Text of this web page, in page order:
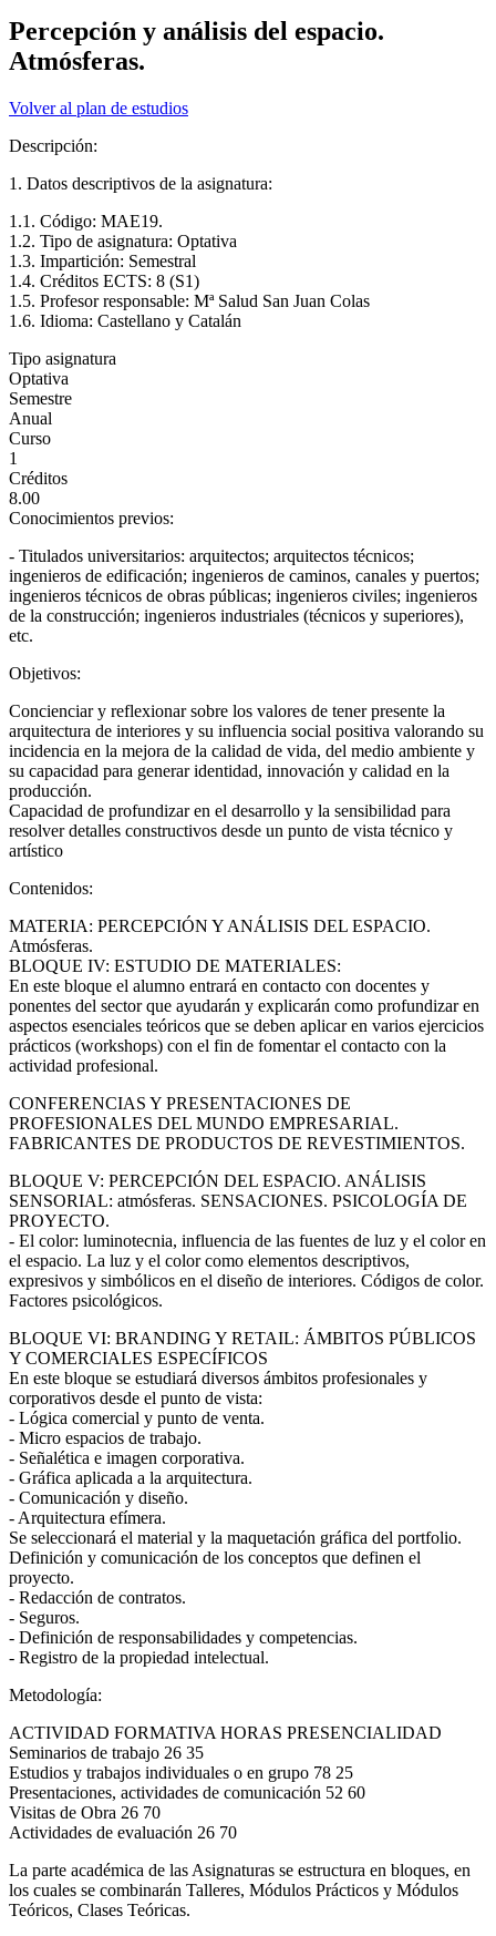
Percepción y análisis del espacio.
Atmósferas.
Volver al plan de estudios
Descripción:
1. Datos descriptivos de la asignatura:
1.1. Código: MAE19.
1.2. Tipo de asignatura: Optativa
1.3. Impartición: Semestral
1.4. Créditos ECTS: 8 (S1)
1.5. Profesor responsable: Mª Salud San Juan Colas
1.6. Idioma: Castellano y Catalán
Tipo asignatura
Optativa
Semestre
Anual
Curso
1
Créditos
8.00
Conocimientos previos:
- Titulados universitarios: arquitectos; arquitectos técnicos;
ingenieros de edificación; ingenieros de caminos, canales y puertos;
ingenieros técnicos de obras públicas; ingenieros civiles; ingenieros
de la construcción; ingenieros industriales (técnicos y superiores),
etc.
Objetivos:
Concienciar y reflexionar sobre los valores de tener presente la
arquitectura de interiores y su influencia social positiva valorando su
incidencia en la mejora de la calidad de vida, del medio ambiente y
su capacidad para generar identidad, innovación y calidad en la
producción.
Capacidad de profundizar en el desarrollo y la sensibilidad para
resolver detalles constructivos desde un punto de vista técnico y
artístico
Contenidos:
MATERIA: PERCEPCIÓN Y ANÁLISIS DEL ESPACIO.
Atmósferas.
BLOQUE IV: ESTUDIO DE MATERIALES:
En este bloque el alumno entrará en contacto con docentes y
ponentes del sector que ayudarán y explicarán como profundizar en
aspectos esenciales teóricos que se deben aplicar en varios ejercicios
prácticos (workshops) con el fin de fomentar el contacto con la
actividad profesional.
CONFERENCIAS Y PRESENTACIONES DE
PROFESIONALES DEL MUNDO EMPRESARIAL.
FABRICANTES DE PRODUCTOS DE REVESTIMIENTOS.
BLOQUE V: PERCEPCIÓN DEL ESPACIO. ANÁLISIS
SENSORIAL: atmósferas. SENSACIONES. PSICOLOGÍA DE
PROYECTO.
- El color: luminotecnia, influencia de las fuentes de luz y el color en
el espacio. La luz y el color como elementos descriptivos,
expresivos y simbólicos en el diseño de interiores. Códigos de color.
Factores psicológicos.
BLOQUE VI: BRANDING Y RETAIL: ÁMBITOS PÚBLICOS
Y COMERCIALES ESPECÍFICOS
En este bloque se estudiará diversos ámbitos profesionales y
corporativos desde el punto de vista:
- Lógica comercial y punto de venta.
- Micro espacios de trabajo.
- Señalética e imagen corporativa.
- Gráfica aplicada a la arquitectura.
- Comunicación y diseño.
- Arquitectura efímera.
Se seleccionará el material y la maquetación gráfica del portfolio.
Definición y comunicación de los conceptos que definen el
proyecto.
- Redacción de contratos.
- Seguros.
- Definición de responsabilidades y competencias.
- Registro de la propiedad intelectual.
Metodología:
ACTIVIDAD FORMATIVA HORAS PRESENCIALIDAD
Seminarios de trabajo 26 35
Estudios y trabajos individuales o en grupo 78 25
Presentaciones, actividades de comunicación 52 60
Visitas de Obra 26 70
Actividades de evaluación 26 70
La parte académica de las Asignaturas se estructura en bloques, en
los cuales se combinarán Talleres, Módulos Prácticos y Módulos
Teóricos, Clases Teóricas.